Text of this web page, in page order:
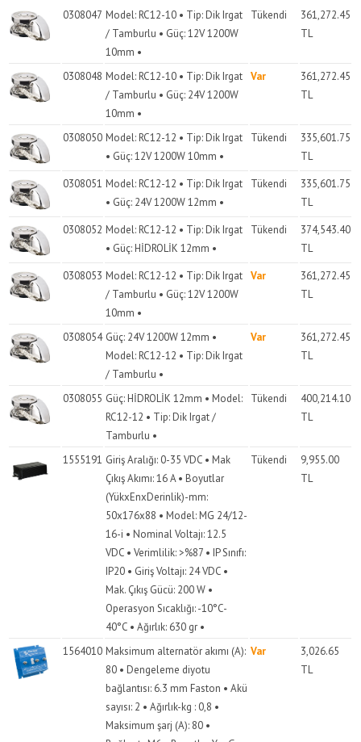
0308047 Model: RC12-10 • Tip: Dik Irgat
/ Tamburlu • Güç: 12V 1200W
10mm •
Tükendi
361,272.45
TL
0308048 Model: RC12-10 • Tip: Dik Irgat
/ Tamburlu • Güç: 24V 1200W
10mm •
Var
361,272.45
TL
0308050 Model: RC12-12 • Tip: Dik Irgat
• Güç: 12V 1200W 10mm •
Tükendi
335,601.75
TL
0308051 Model: RC12-12 • Tip: Dik Irgat
• Güç: 24V 1200W 12mm •
Tükendi
335,601.75
TL
0308052 Model: RC12-12 • Tip: Dik Irgat
• Güç: HİDROLİK 12mm •
Tükendi
374,543.40
TL
0308053 Model: RC12-12 • Tip: Dik Irgat
/ Tamburlu • Güç: 12V 1200W
10mm •
Var
361,272.45
TL
0308054 Güç: 24V 1200W 12mm •
Model: RC12-12 • Tip: Dik Irgat
/ Tamburlu •
Var
361,272.45
TL
0308055 Güç: HİDROLİK 12mm • Model:
RC12-12 • Tip: Dik Irgat /
Tamburlu •
Tükendi
400,214.10
TL
1555191 Giriş Aralığı: 0-35 VDC • Mak
Çıkış Akımı: 16 A • Boyutlar
(YükxEnxDerinlik)-mm:
50x176x88 • Model: MG 24/12-
16-i • Nominal Voltajı: 12.5
VDC • Verimlilik: >%87 • IP Sınıfı:
IP20 • Giriş Voltajı: 24 VDC •
Mak. Çıkış Gücü: 200 W •
Operasyon Sıcaklığı: -10°C-
40°C • Ağırlık: 630 gr •
Tükendi
9,955.00
TL
1564010 Maksimum alternatör akımı (A):
80 • Dengeleme diyotu
bağlantısı: 6.3 mm Faston • Akü
sayısı: 2 • Ağırlık-kg : 0,8 •
Maksimum şarj (A): 80 •
Var
3,026.65
TL